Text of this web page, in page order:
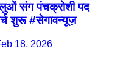
संग पंचक्रोशी पद
शुरू #सेगावन्यूज़
18, 2026